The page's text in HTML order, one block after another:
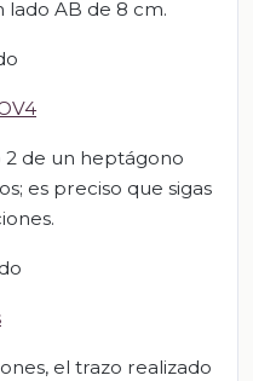
AB de 8 cm.
de un heptágono
es preciso que sigas
el trazo realizado